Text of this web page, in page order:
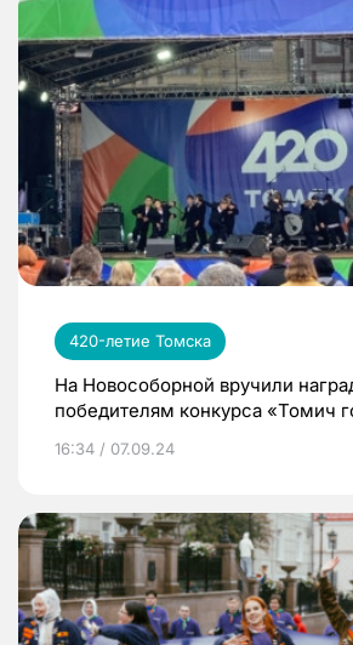
420-летие Томска
На Новособорной вручили
победителям конкурса «Томич
16:34 / 07.09.24